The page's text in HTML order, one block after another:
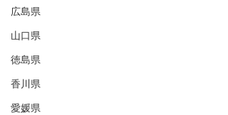
広島県
山口県
徳島県
香川県
愛媛県